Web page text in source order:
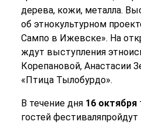
дерева, кожи, металла.
об этнокультурном
Сампо в Ижевске». На
ждут выступления
Корепановой, Анастасии
«Птица Тылобурдо».
В течение дня16 октября
гостей